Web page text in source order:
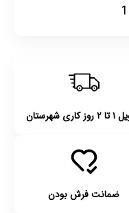
شهرستان
ضمانت فرش بودن